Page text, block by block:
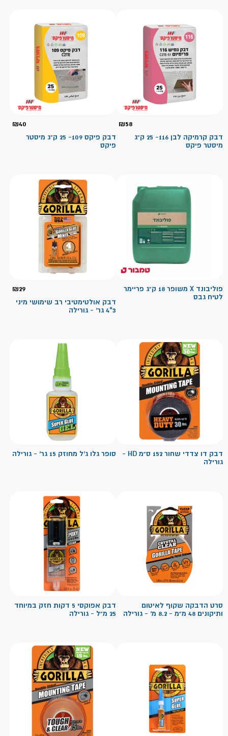
₪58
דבק קרמיקה לבן 116- 25 ק"ג
מיסטר פיקס
₪40
דבק פיקס 109- 25 ק"ג מיסטר
פיקס
פוליבונד X משופר 18 ק"ג פריימר
לטיח גבס
₪29
דבק אולטימטיבי רב שימושי מיני
3*4 גר' - גורילה
דבק דו צדדי שחור 152 ס"מ HD -
גורילה
סופר גלו ג'ל מחוזק 15 גר' - גורילה
סרט הדבקה שקוף לאיטום
ותיקונים 48 מ"מ - 8.2 מ' - גורילה
דבק אפוקסי 5 דקות חזק במיוחד
25 מ"ל - גורילה